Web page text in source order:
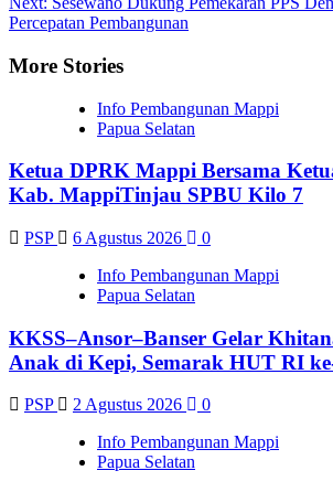
navigation
Percepatan Pembangunan
More Stories
Info Pembangunan Mappi
Papua Selatan
Ketua DPRK Mappi Bersama
Kab. MappiTinjau SPBU Kilo 7
PSP 6 Agustus 2026
0
Info Pembangunan Mappi
Papua Selatan
KKSS–Ansor–Banser Gelar
Anak di Kepi, Semarak HUT RI
PSP 2 Agustus 2026
0
Info Pembangunan Mappi
Papua Selatan